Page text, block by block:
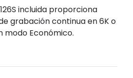
incluida proporciona
grabación continua en 6K o
modo Económico.